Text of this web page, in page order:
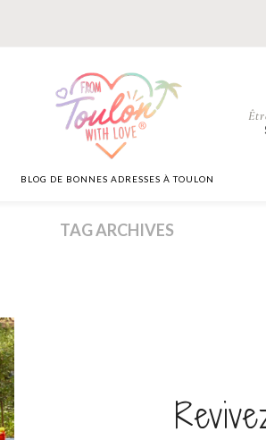
BLOG DE BONNES ADRESSES À TOULON
TAG ARCHIVES